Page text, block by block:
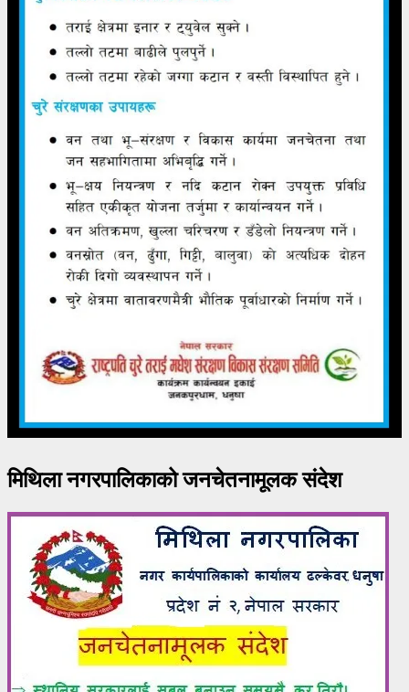
मिथिला नगरपालिकाको जनचेतनामूलक संदेश